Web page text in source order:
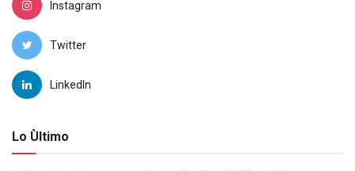
Instagram
Twitter
LinkedIn
Lo Ùltimo